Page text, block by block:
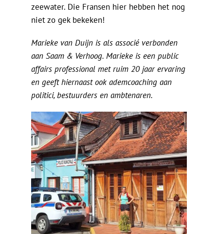
zeewater. Die Fransen hier hebben het nog
niet zo gek bekeken!
Marieke van Duijn is als associé verbonden
aan Saam & Verhoog. Marieke is een public
affairs professional met ruim 20 jaar ervaring
en geeft hiernaast ook ademcoaching aan
politici, bestuurders en ambtenaren.